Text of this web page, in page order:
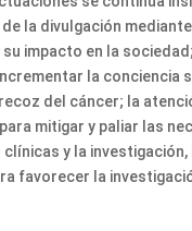
la divulgación
impacto en la
la conciencia
del cáncer; la
mitigar y paliar las
clínicas y la
favorecer la